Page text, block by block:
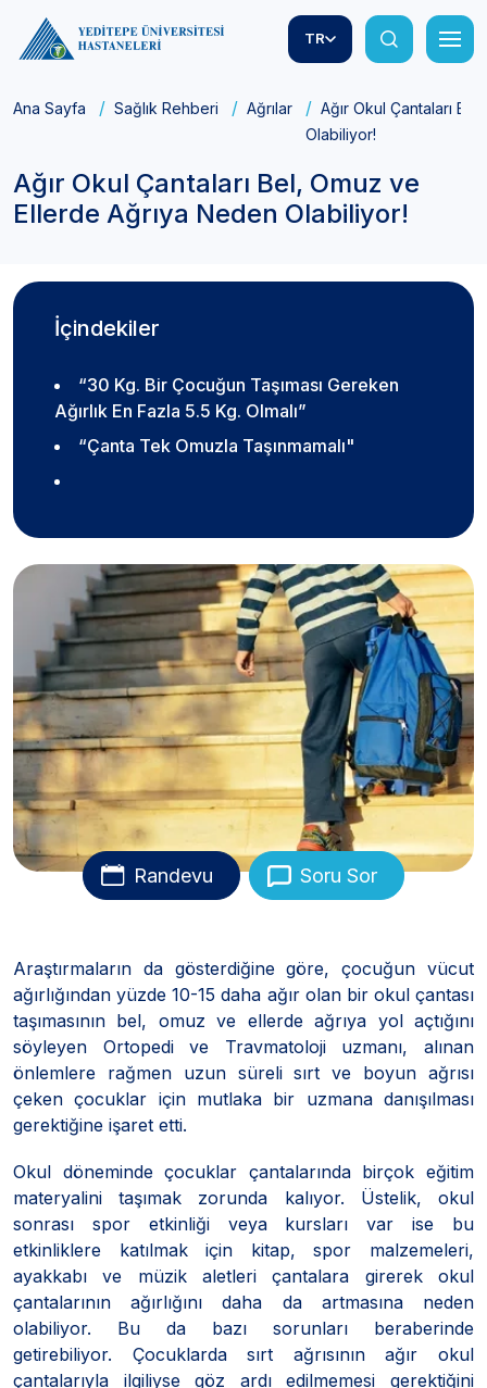
TR
Ana Sayfa Sağlık Rehberi Ağrılar
Ağır Okul Çantaları
Olabiliyor!
Ağır Okul Çantaları Bel, Omuz ve
Ellerde Ağrıya Neden Olabiliyor!
İçindekiler
“30 Kg. Bir Çocuğun Taşıması Gereken
Ağırlık En Fazla 5.5 Kg. Olmalı”
“Çanta Tek Omuzla Taşınmamalı"
Randevu Soru Sor
Araştırmaların da gösterdiğine göre, çocuğun vücut
ağırlığından yüzde 10-15 daha ağır olan bir okul çantası
taşımasının bel, omuz ve ellerde ağrıya yol açtığını
söyleyen Ortopedi ve Travmatoloji uzmanı, alınan
önlemlere rağmen uzun süreli sırt ve boyun ağrısı
çeken çocuklar için mutlaka bir uzmana danışılması
gerektiğine işaret etti.
Okul döneminde çocuklar çantalarında birçok eğitim
materyalini taşımak zorunda kalıyor. Üstelik, okul
sonrası spor etkinliği veya kursları var ise bu
etkinliklere katılmak için kitap, spor malzemeleri,
ayakkabı ve müzik aletleri çantalara girerek okul
çantalarının ağırlığını daha da artmasına neden
olabiliyor. Bu da bazı sorunları beraberinde
getirebiliyor. Çocuklarda sırt ağrısının ağır okul
çantalarıyla ilgiliyse göz ardı edilmemesi gerektiğini